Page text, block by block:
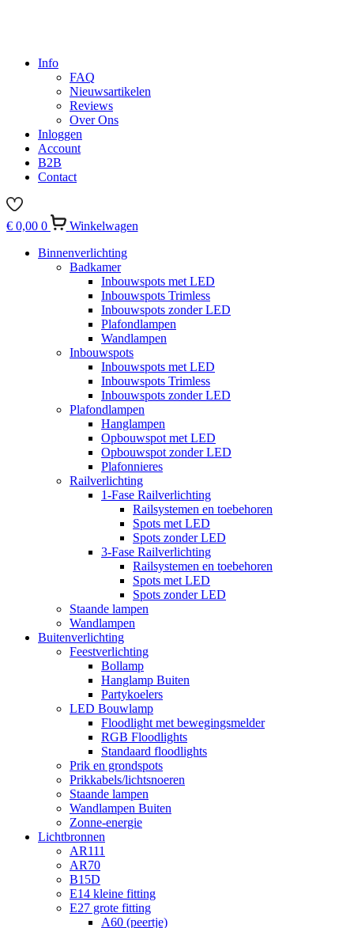
Info
FAQ
Nieuwsartikelen
Reviews
Over Ons
Inloggen
Account
B2B
Contact
€ 0,00 0
Winkelwagen
Binnenverlichting
Badkamer
Inbouwspots met LED
Inbouwspots Trimless
Inbouwspots zonder LED
Plafondlampen
Wandlampen
Inbouwspots
Inbouwspots met LED
Inbouwspots Trimless
Inbouwspots zonder LED
Plafondlampen
Hanglampen
Opbouwspot met LED
Opbouwspot zonder LED
Plafonnieres
Railverlichting
1-Fase Railverlichting
Railsystemen en toebehoren
Spots met LED
Spots zonder LED
3-Fase Railverlichting
Railsystemen en toebehoren
Spots met LED
Spots zonder LED
Staande lampen
Wandlampen
Buitenverlichting
Feestverlichting
Bollamp
Hanglamp Buiten
Partykoelers
LED Bouwlamp
Floodlight met bewegingsmelder
RGB Floodlights
Standaard floodlights
Prik en grondspots
Prikkabels/lichtsnoeren
Staande lampen
Wandlampen Buiten
Zonne-energie
Lichtbronnen
AR111
AR70
B15D
E14 kleine fitting
E27 grote fitting
A60 (peertje)